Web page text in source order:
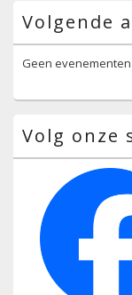
Volgende
Geen
Volg onze